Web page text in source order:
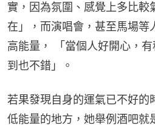
實，因為氛圍、感覺上多比較
在」，而演唱會，甚至馬場等
高能量， 「當個人好開心，
到也不錯」。
若果發現自身的運氣已不好的
低能量的地方，她舉例酒吧就